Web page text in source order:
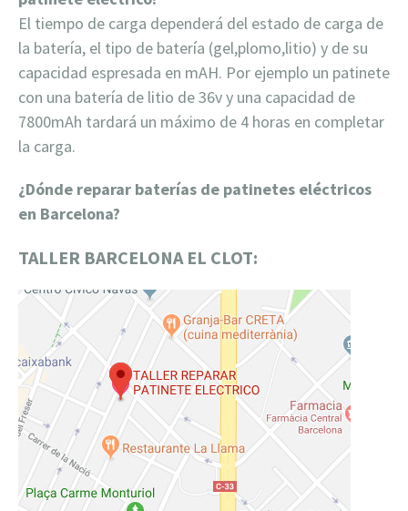
El tiempo de carga dependerá del estado de carga de
la batería, el tipo de batería (gel,plomo,litio) y de su
capacidad espresada en mAH. Por ejemplo un patinete
con una batería de litio de 36v y una capacidad de
7800mAh tardará un máximo de 4 horas en completar
la carga.
¿Dónde reparar baterías de patinetes eléctricos
en Barcelona?
TALLER BARCELONA EL CLOT: